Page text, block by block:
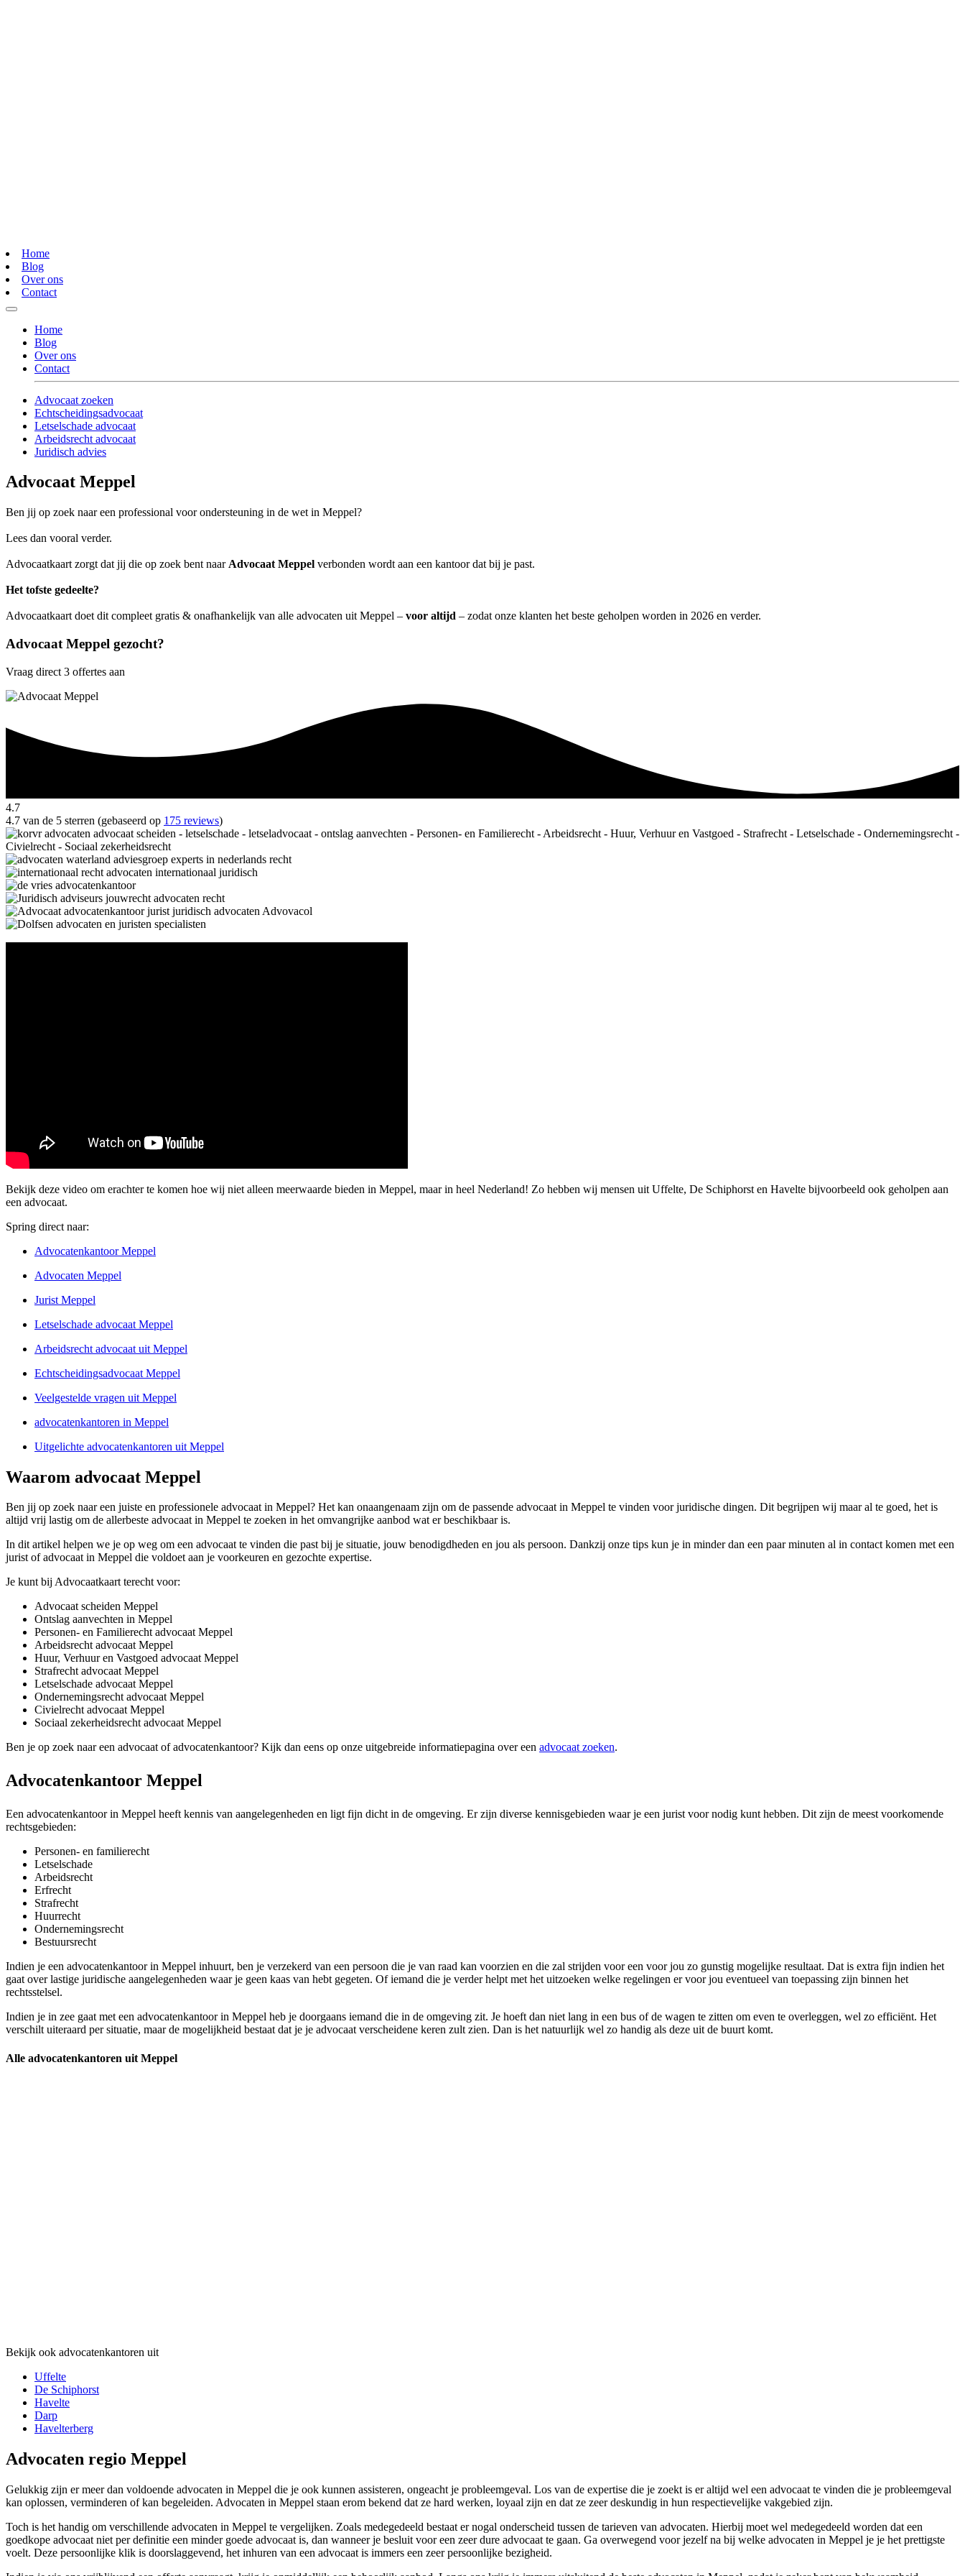
Home
Blog
Over ons
Contact
Home
Blog
Over ons
Contact
Advocaat zoeken
Echtscheidingsadvocaat
Letselschade advocaat
Arbeidsrecht advocaat
Juridisch advies
Advocaat Meppel
Ben jij op zoek naar een professional voor ondersteuning in de wet in Meppel?
Lees dan vooral verder.
Advocaatkaart zorgt dat jij die op zoek bent naar Advocaat Meppel verbonden wordt aan een kantoor dat bij je past.
Het tofste gedeelte?
Advocaatkaart doet dit compleet gratis & onafhankelijk van alle advocaten uit Meppel – voor altijd – zodat onze klanten het beste geholpen worden in 2026 en verder.
Advocaat Meppel gezocht?
Vraag direct 3 offertes aan
4.7
4.7 van de 5 sterren (gebaseerd op 175 reviews)
Bekijk deze video om erachter te komen hoe wij niet alleen meerwaarde bieden in Meppel, maar in heel Nederland! Zo hebben wij mensen uit Uffelte, De Schiphorst en Havelte bijvoorbeeld ook geholpen aan
een advocaat.
Spring direct naar:
Advocatenkantoor Meppel
Advocaten Meppel
Jurist Meppel
Letselschade advocaat Meppel
Arbeidsrecht advocaat uit Meppel
Echtscheidingsadvocaat Meppel
Veelgestelde vragen uit Meppel
advocatenkantoren in Meppel
Uitgelichte advocatenkantoren uit Meppel
Waarom advocaat Meppel
Ben jij op zoek naar een juiste en professionele advocaat in Meppel? Het kan onaangenaam zijn om de passende advocaat in Meppel te vinden voor juridische dingen. Dit begrijpen wij maar al te goed, het is
altijd vrij lastig om de allerbeste advocaat in Meppel te zoeken in het omvangrijke aanbod wat er beschikbaar is.
In dit artikel helpen we je op weg om een advocaat te vinden die past bij je situatie, jouw benodigdheden en jou als persoon. Dankzij onze tips kun je in minder dan een paar minuten al in contact komen met een
jurist of advocaat in Meppel die voldoet aan je voorkeuren en gezochte expertise.
Je kunt bij Advocaatkaart terecht voor:
Advocaat scheiden Meppel
Ontslag aanvechten in Meppel
Personen- en Familierecht advocaat Meppel
Arbeidsrecht advocaat Meppel
Huur, Verhuur en Vastgoed advocaat Meppel
Strafrecht advocaat Meppel
Letselschade advocaat Meppel
Ondernemingsrecht advocaat Meppel
Civielrecht advocaat Meppel
Sociaal zekerheidsrecht advocaat Meppel
Ben je op zoek naar een advocaat of advocatenkantoor? Kijk dan eens op onze uitgebreide informatiepagina over een advocaat zoeken.
Advocatenkantoor Meppel
Een advocatenkantoor in Meppel heeft kennis van aangelegenheden en ligt fijn dicht in de omgeving. Er zijn diverse kennisgebieden waar je een jurist voor nodig kunt hebben. Dit zijn de meest voorkomende
rechtsgebieden:
Personen- en familierecht
Letselschade
Arbeidsrecht
Erfrecht
Strafrecht
Huurrecht
Ondernemingsrecht
Bestuursrecht
Indien je een advocatenkantoor in Meppel inhuurt, ben je verzekerd van een persoon die je van raad kan voorzien en die zal strijden voor een voor jou zo gunstig mogelijke resultaat. Dat is extra fijn indien het
gaat over lastige juridische aangelegenheden waar je geen kaas van hebt gegeten. Of iemand die je verder helpt met het uitzoeken welke regelingen er voor jou eventueel van toepassing zijn binnen het
rechtsstelsel.
Indien je in zee gaat met een advocatenkantoor in Meppel heb je doorgaans iemand die in de omgeving zit. Je hoeft dan niet lang in een bus of de wagen te zitten om even te overleggen, wel zo efficiënt. Het
verschilt uiteraard per situatie, maar de mogelijkheid bestaat dat je je advocaat verscheidene keren zult zien. Dan is het natuurlijk wel zo handig als deze uit de buurt komt.
Alle advocatenkantoren uit Meppel
Bekijk ook advocatenkantoren uit
Uffelte
De Schiphorst
Havelte
Darp
Havelterberg
Advocaten regio Meppel
Gelukkig zijn er meer dan voldoende advocaten in Meppel die je ook kunnen assisteren, ongeacht je probleemgeval. Los van de expertise die je zoekt is er altijd wel een advocaat te vinden die je probleemgeval
kan oplossen, verminderen of kan begeleiden. Advocaten in Meppel staan erom bekend dat ze hard werken, loyaal zijn en dat ze zeer deskundig in hun respectievelijke vakgebied zijn.
Toch is het handig om verschillende advocaten in Meppel te vergelijken. Zoals medegedeeld bestaat er nogal onderscheid tussen de tarieven van advocaten. Hierbij moet wel medegedeeld worden dat een
goedkope advocaat niet per definitie een minder goede advocaat is, dan wanneer je besluit voor een zeer dure advocaat te gaan. Ga overwegend voor jezelf na bij welke advocaten in Meppel je je het prettigste
voelt. Deze persoonlijke klik is doorslaggevend, het inhuren van een advocaat is immers een zeer persoonlijke bezigheid.